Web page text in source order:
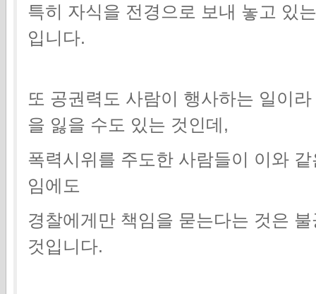
특히 자식을 전경으로 보내 놓고 있
입니다.
또 공권력도 사람이 행사하는 일이
을 잃을 수도 있는 것인데,
폭력시위를 주도한 사람들이 이와
임에도
경찰에게만 책임을 묻는다는 것은
것입니다.